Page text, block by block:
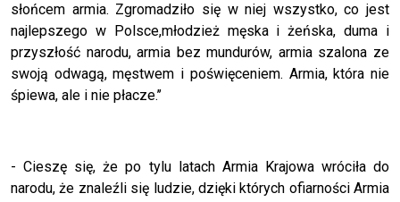
słońcem armia. Zgromadziło się w niej wszystko, co jest
najlepszego w Polsce,młodzież męska i żeńska, duma i
przyszłość narodu, armia bez mundurów, armia szalona ze
swoją odwagą, męstwem i poświęceniem. Armia, która nie
śpiewa, ale i nie płacze.’’
- Cieszę się, że po tylu latach Armia Krajowa wróciła do
narodu, że znaleźli się ludzie, dzięki których ofiarności Armia